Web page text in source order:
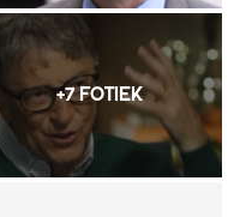
+7 FOTIEK